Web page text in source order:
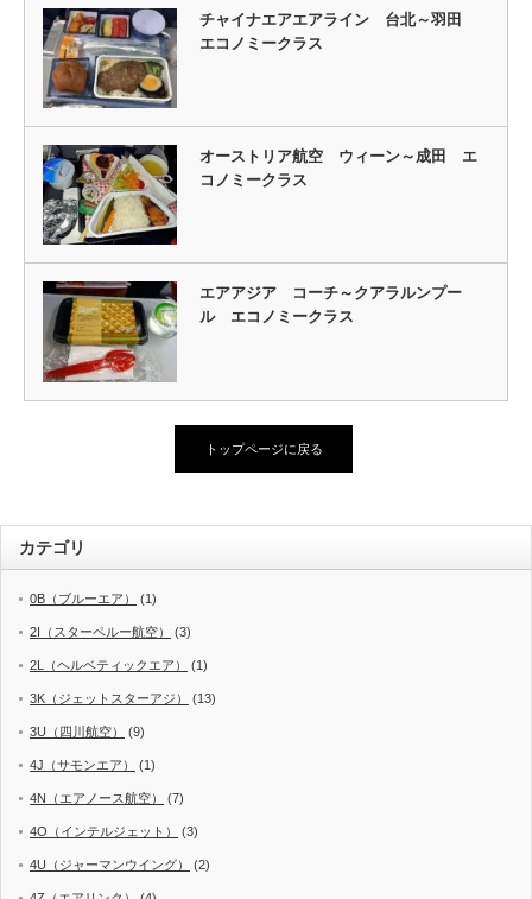
チャイナエアエアライン 台北～羽田
エコノミークラス
オーストリア航空 ウィーン～成田 エ
コノミークラス
エアアジア コーチ～クアラルンプー
ル エコノミークラス
トップページに戻る
カテゴリ
0B（ブルーエア） (1)
2I（スターペルー航空） (3)
2L（ヘルベティックエア） (1)
3K（ジェットスターアジ） (13)
3U（四川航空） (9)
4J（サモンエア） (1)
4N（エアノース航空） (7)
4O（インテルジェット） (3)
4U（ジャーマンウイング） (2)